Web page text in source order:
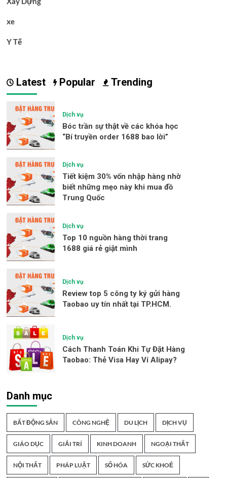
xe
Y Tế
Latest Popular Trending
Dịch vụ
Bóc trần sự thật về các khóa học
“Bí truyền order 1688 bao lời”
Dịch vụ
Tiết kiệm 30% vốn nhập hàng nhờ
biết những mẹo này khi mua đồ
Trung Quốc
Dịch vụ
Top 10 nguồn hàng thời trang
1688 giá rẻ giật mình
Dịch vụ
Review top 5 công ty ký gửi hàng
Taobao uy tín nhất tại TP.HCM.
Dịch vụ
Cách Thanh Toán Khi Tự Đặt Hàng
Taobao: Thẻ Visa Hay Ví Alipay?
Danh mục
BẤT ĐỘNG SẢN CÔNG NGHỆ DU LỊCH DỊCH VỤ
GIÁO DỤC GIẢI TRÍ KINH DOANH NGOẠI THẤT
NỘI THẤT PHÁP LUẬT SỐ HÓA SỨC KHOẺ